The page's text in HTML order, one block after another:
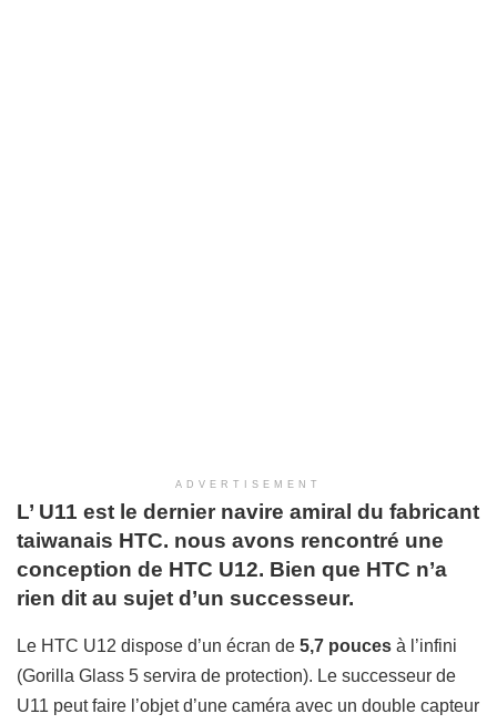
ADVERTISEMENT
L’ U11 est le dernier navire amiral du fabricant
taiwanais HTC. nous avons rencontré une
conception de HTC U12. Bien que HTC n’a
rien dit au sujet d’un successeur.
Le HTC U12 dispose d’un écran de 5,7 pouces à l’infini
(Gorilla Glass 5 servira de protection). Le successeur de
U11 peut faire l’objet d’une caméra avec un double capteur